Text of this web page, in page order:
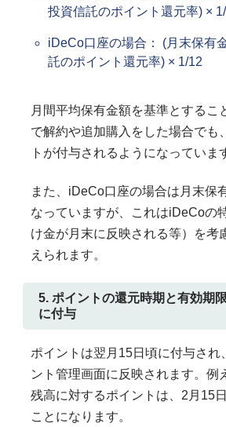
投資信託のポイント還元率) ×
iDeCo口座の場合： (月末保有
託のポイント還元率) × 1/12
月間平均保有金額を基準とするこ
で解約や追加購入をした場合でも
トが付与されるようになっていま
また、iDeCo口座の場合は月末保
なっていますが、これはiDeCoの
け金が月末に反映される等）を考
えられます。
5. ポイントの還元時期と有効期
に付与
ポイントは翌月15日頃に付与され
ント管理画面に反映されます。例
残高に対するポイントは、2月15
ことになります。